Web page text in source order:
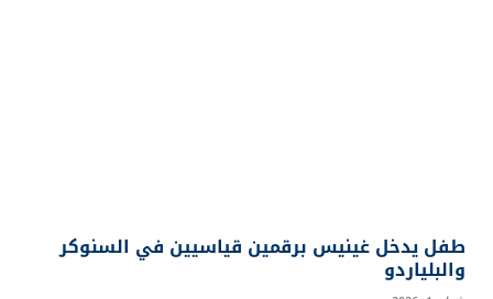
طفل يدخل غينيس برقمين قياسيين في السنوكر
والبلياردو